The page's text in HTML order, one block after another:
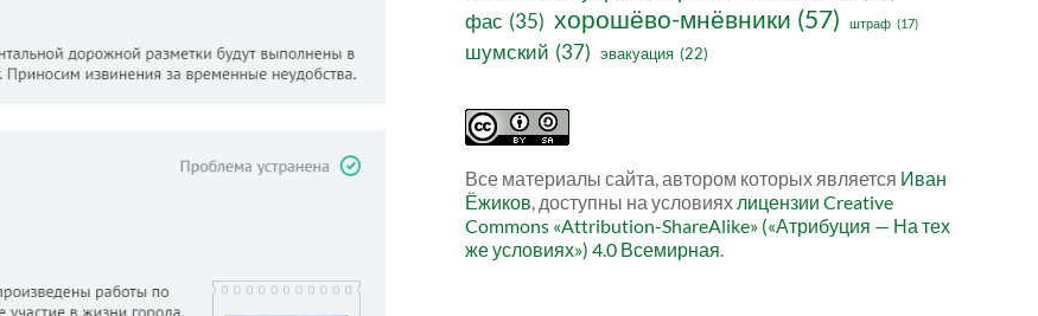
фас (35) хорошёво-мнёвники (57) штраф (17)
шумский (37) эвакуация (22)
Все материалы сайта, автором которых является Иван
Ёжиков, доступны на условиях лицензии Creative
Commons «Attribution-ShareAlike» («Атрибуция — На тех
же условиях») 4.0 Всемирная.